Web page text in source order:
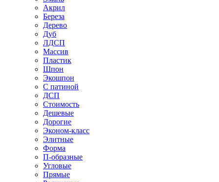
Акрил
Береза
Дерево
Дуб
ЛДСП
Массив
Пластик
Шпон
Экошпон
С патиной
ДСП
Стоимость
Дешевые
Дорогие
Эконом-класс
Элитные
Форма
П-образные
Угловые
Прямые